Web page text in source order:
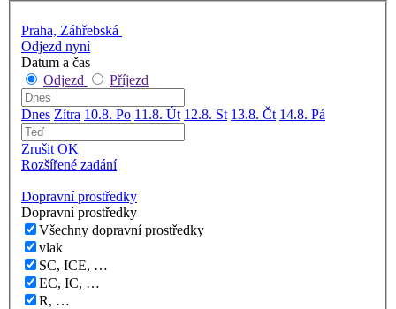
Praha, Záhřebská
Odjezd nyní
Datum a čas
Odjezd
Příjezd
Dnes Zítra 10.8. Po 11.8. Út 12.8. St 13.8. Čt 14.8. Pá
Zrušit OK
Rozšířené zadání
Dopravní prostředky
Dopravní prostředky
Všechny dopravní prostředky
vlak
SC, ICE, …
EC, IC, …
R, …